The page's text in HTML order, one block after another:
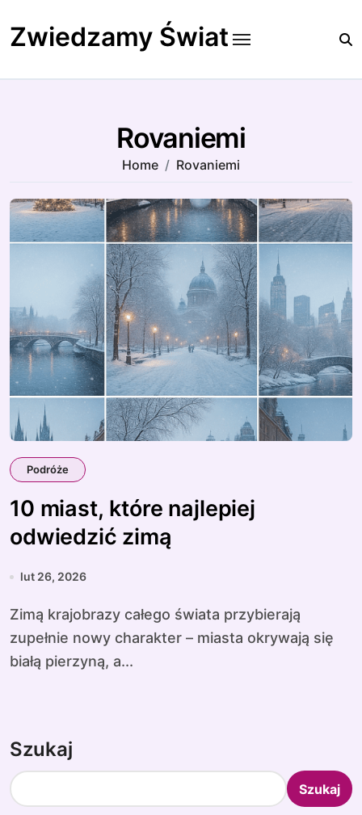
to
content
Zwiedzamy Świat
Rovaniemi
Home Rovaniemi
Podróże
10 miast, które najlepiej
odwiedzić zimą
lut 26, 2026
Zimą krajobrazy całego świata przybierają
zupełnie nowy charakter – miasta okrywają się
białą pierzyną, a...
Szukaj
Szukaj